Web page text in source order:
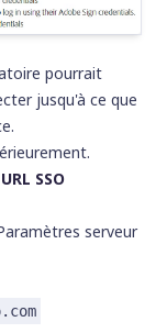
pourrait
jusqu'à ce que
URL SSO
serveur